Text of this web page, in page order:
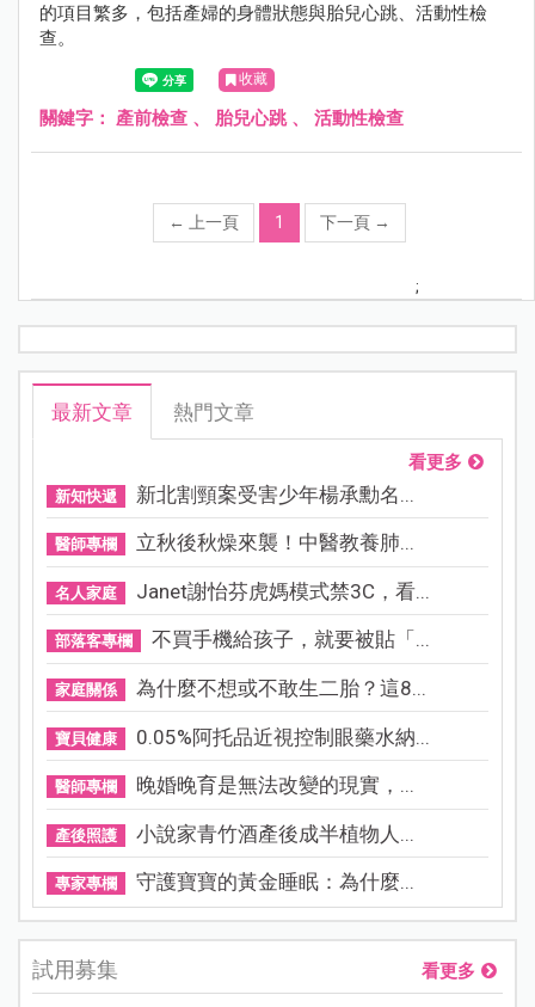
的項目繁多，包括產婦的身體狀態與胎兒心跳、活動性檢
查。
收藏
關鍵字： 產前檢查 、 胎兒心跳、 活動性檢查
← 上一頁 1 下一頁 →
;
最新文章 熱門文章
看更多
新知快遞 新北割頸案受害少年楊承勳名...
醫師專欄 立秋後秋燥來襲！中醫教養肺...
名人家庭 Janet謝怡芬虎媽模式禁3C，看...
部落客專欄 不買手機給孩子，就要被貼「...
家庭關係 為什麼不想或不敢生二胎？這8...
寶貝健康 0.05%阿托品近視控制眼藥水納...
醫師專欄 晚婚晚育是無法改變的現實，...
產後照護 小說家青竹酒產後成半植物人...
專家專欄 守護寶寶的黃金睡眠：為什麼...
試用募集 看更多